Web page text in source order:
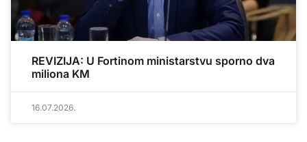
REVIZIJA: U Fortinom ministarstvu sporno dva
miliona KM
16.07.2026.